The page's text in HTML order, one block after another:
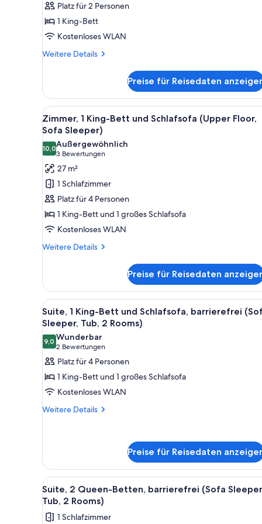
für
hörgeschädigte
Menschen
(Hearing
Platz für 2 Personen
1 King-Bett
Kostenloses WLAN
Weitere Details
Weitere
1 King-
Bett,
Ausstattung
für
hörgeschädigte
Menschen
(Hearing
Accessible)
Preise für Reisedaten
Alle
Fotos
für
Zimmer,
1 King-
Bett
und
Schlafsofa
(Upper
Floor,
Sofa
Ein Hotelzimmer mit einem
8
Zimmer, 1 King-Bett und Schlafsofa (Upper Floor,
Sofa Sleeper)
10,010,0 von 10
Außergewöhnlich
3 Bewertungen
(3
Bewertungen)
27 m²
1 Schlafzimmer
Platz für 4 Personen
1 King-Bett und 1 großes Schlafsofa
Kostenloses WLAN
Weitere Details
Weitere
1 King-
Bett
und
Schlafsofa
(Upper
Floor,
Sofa
Sleeper)
Preise für Reisedaten
Alle
Fotos
für
Suite,
1 King-
Bett
und
Schlafsofa,
barrierefrei
2
Rooms)
anzeigen
Ein Hotelzimmer mit grauem
6
Suite, 1 King-Bett und Schlafsofa, barrierefrei
Sleeper, Tub, 2 Rooms)
9,09,0 von 10
Wunderbar
2 Bewertungen
(2
Bewertungen)
Platz für 4 Personen
1 King-Bett und 1 großes Schlafsofa
Kostenloses WLAN
Weitere Details
Weitere
Bett
und
Schlafsofa,
barrierefrei
(Sofa
Sleeper,
Preise für Reisedaten
Alle
Fotos
für
Ein Hotelzimmer mit einer
6
Suite, 2 Queen-Betten, barrierefrei (Sofa
Tub, 2 Rooms)
1 Schlafzimmer